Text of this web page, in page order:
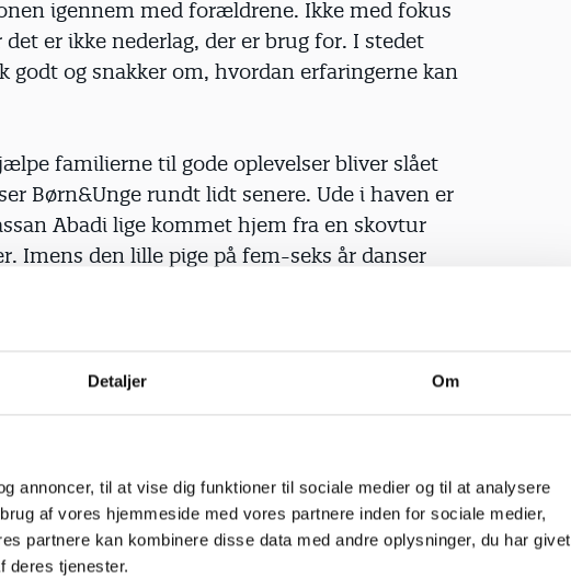
Detaljer Om
annoncer, til at vise dig funktioner til sociale medier og til at analysere
af vores hjemmeside med vores partnere inden for sociale medier,
partnere kan kombinere disse data med andre oplysninger, du har givet
deres tjenester.
igennem med forældrene. Ikke med fokus
er ikke nederlag, der er brug for. I stedet
godt og snakker om, hvordan erfaringerne kan
familierne til gode oplevelser bliver slået
Børn&Unge rundt lidt senere. Ude i haven er
Abadi lige kommet hjem fra en skovtur
Imens den lille pige på fem-seks år danser
været oppe at skændes med sin datter, og
lille pige og hendes far var knuste over
med på Villa Rosa. Terapeuten Jila
til at hygge sig og foreslog en skovtur. Hun
med.
to derfor udforsket vildnisset, fundet hindbær
om noget andet end en problematisk